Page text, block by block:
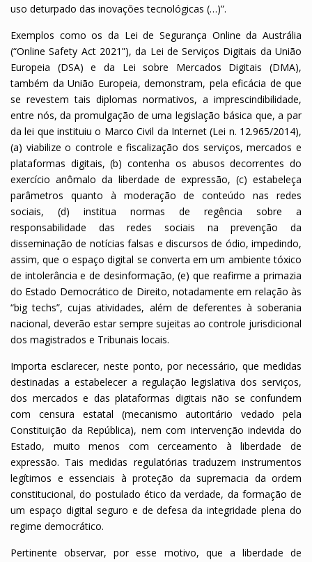
uso deturpado das inovações tecnológicas (…)”.
Exemplos como os da Lei de Segurança Online da Austrália
(“Online Safety Act 2021”), da Lei de Serviços Digitais da União
Europeia (DSA) e da Lei sobre Mercados Digitais (DMA),
também da União Europeia, demonstram, pela eficácia de que
se revestem tais diplomas normativos, a imprescindibilidade,
entre nós, da promulgação de uma legislação básica que, a par
da lei que instituiu o Marco Civil da Internet (Lei n. 12.965/2014),
(a) viabilize o controle e fiscalização dos serviços, mercados e
plataformas digitais, (b) contenha os abusos decorrentes do
exercício anômalo da liberdade de expressão, (c) estabeleça
parâmetros quanto à moderação de conteúdo nas redes
sociais, (d) institua normas de regência sobre a
responsabilidade das redes sociais na prevenção da
disseminação de notícias falsas e discursos de ódio, impedindo,
assim, que o espaço digital se converta em um ambiente tóxico
de intolerância e de desinformação, (e) que reafirme a primazia
do Estado Democrático de Direito, notadamente em relação às
“big techs”, cujas atividades, além de deferentes à soberania
nacional, deverão estar sempre sujeitas ao controle jurisdicional
dos magistrados e Tribunais locais.
Importa esclarecer, neste ponto, por necessário, que medidas
destinadas a estabelecer a regulação legislativa dos serviços,
dos mercados e das plataformas digitais não se confundem
com censura estatal (mecanismo autoritário vedado pela
Constituição da República), nem com intervenção indevida do
Estado, muito menos com cerceamento à liberdade de
expressão. Tais medidas regulatórias traduzem instrumentos
legítimos e essenciais à proteção da supremacia da ordem
constitucional, do postulado ético da verdade, da formação de
um espaço digital seguro e de defesa da integridade plena do
regime democrático.
Pertinente observar, por esse motivo, que a liberdade de